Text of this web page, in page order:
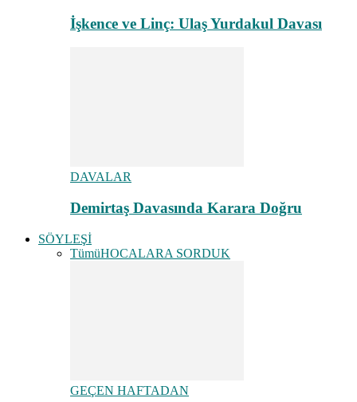
İşkence ve Linç: Ulaş Yurdakul Davası
DAVALAR
Demirtaş Davasında Karara Doğru
SÖYLEŞİ
TümüHOCALARA SORDUK
GEÇEN HAFTADAN